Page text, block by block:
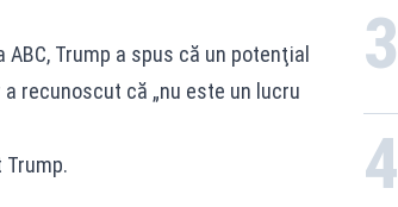
Trump a spus că un potenţial
recunoscut că „nu este un lucru
Trump.
3
4